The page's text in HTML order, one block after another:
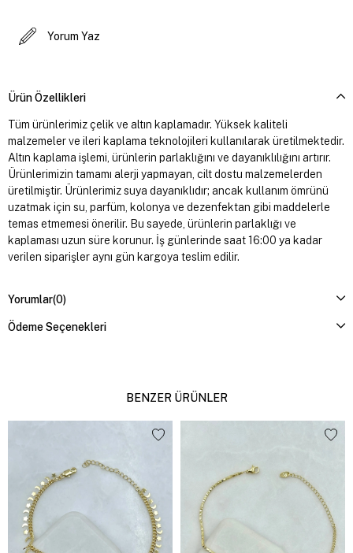
Yorum Yaz
Ürün Özellikleri
Tüm ürünlerimiz çelik ve altın kaplamadır. Yüksek kaliteli
malzemeler ve ileri kaplama teknolojileri kullanılarak üretilmektedir.
Altın kaplama işlemi, ürünlerin parlaklığını ve dayanıklılığını artırır.
Ürünlerimizin tamamı alerji yapmayan, cilt dostu malzemelerden
üretilmiştir. Ürünlerimiz suya dayanıklıdır; ancak kullanım ömrünü
uzatmak için su, parfüm, kolonya ve dezenfektan gibi maddelerle
temas etmemesi önerilir. Bu sayede, ürünlerin parlaklığı ve
kaplaması uzun süre korunur. İş günlerinde saat 16:00 ya kadar
verilen siparişler aynı gün kargoya teslim edilir.
Yorumlar(0)
Ödeme Seçenekleri
BENZER ÜRÜNLER